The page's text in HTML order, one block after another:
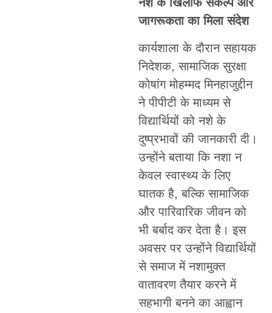
नशे के खिलाफ संकल्प और
जागरूकता का मिला संदेश
कार्यशाला के दौरान सहायक
निदेशक, सामाजिक सुरक्षा
कोषांग मोहम्मद मिनहाजुद्दीन
ने पीपीटी के माध्यम से
विद्यार्थियों को नशे के
दुष्प्रभावों की जानकारी दी।
उन्होंने बताया कि नशा न
केवल स्वास्थ्य के लिए
घातक है, बल्कि सामाजिक
और पारिवारिक जीवन को
भी बर्बाद कर देता है। इस
अवसर पर उन्होंने विद्यार्थियों
से समाज में नशामुक्त
वातावरण तैयार करने में
सहभागी बनने का आह्वान